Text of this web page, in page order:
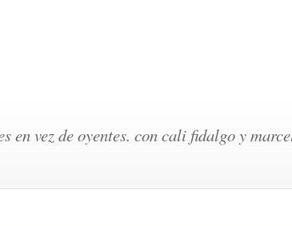
en vez de oyentes. con cali fidalgo y